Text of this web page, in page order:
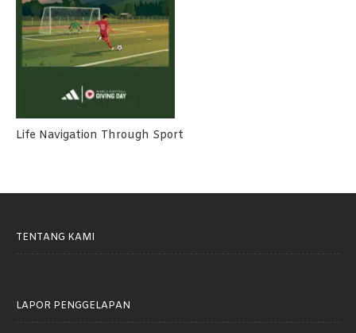
Life Navigation Through Sport
TENTANG KAMI
LAPOR PENGGELAPAN